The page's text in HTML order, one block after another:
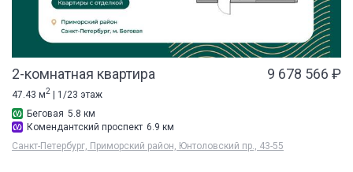
2-комнатная квартира 9 678 566 ₽
47.43 м2 | 1/23 этаж
Беговая 5.8 км
Комендантский проспект 6.9 км
Санкт-Петербург, Приморский район, Юнтоловский пр., 43-55